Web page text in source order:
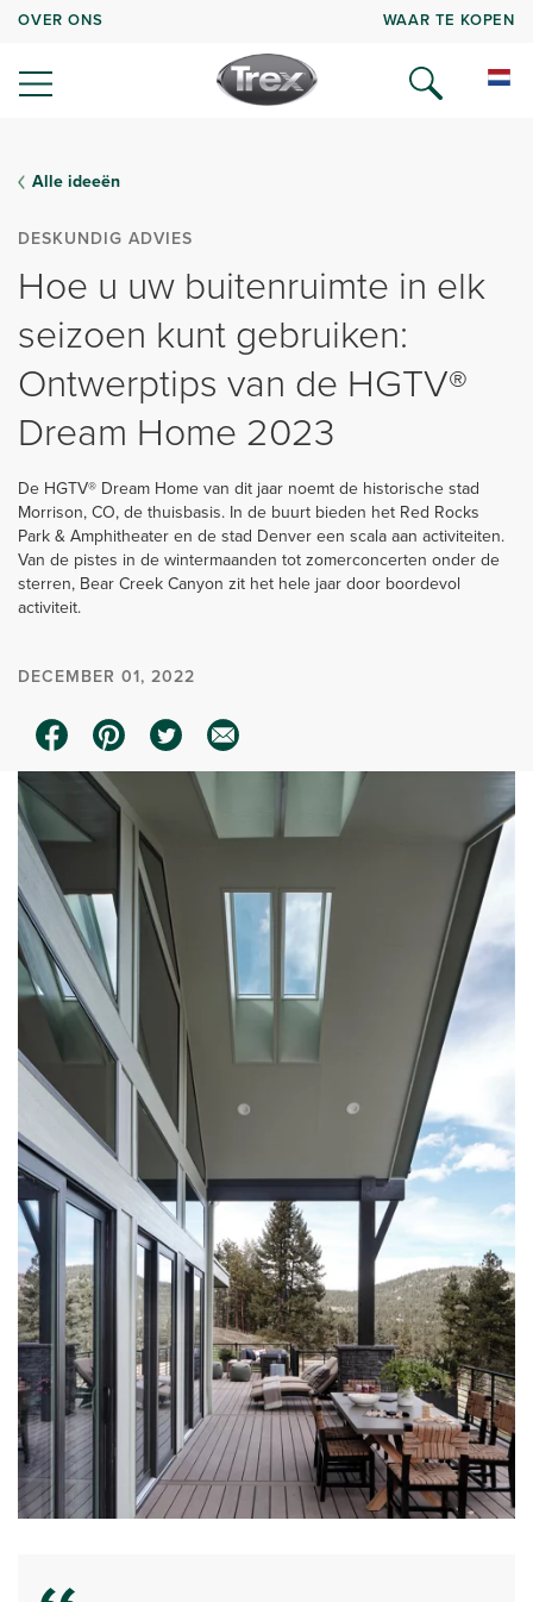
OVER ONS WAAR TE KOPEN
Alle ideeën
DESKUNDIG ADVIES
Hoe u uw buitenruimte in elk
seizoen kunt gebruiken:
Ontwerptips van de HGTV®
Dream Home 2023
De HGTV® Dream Home van dit jaar noemt de historische stad
Morrison, CO, de thuisbasis. In de buurt bieden het Red Rocks
Park & Amphitheater en de stad Denver een scala aan activiteiten.
Van de pistes in de wintermaanden tot zomerconcerten onder de
sterren, Bear Creek Canyon zit het hele jaar door boordevol
activiteit.
DECEMBER 01, 2022